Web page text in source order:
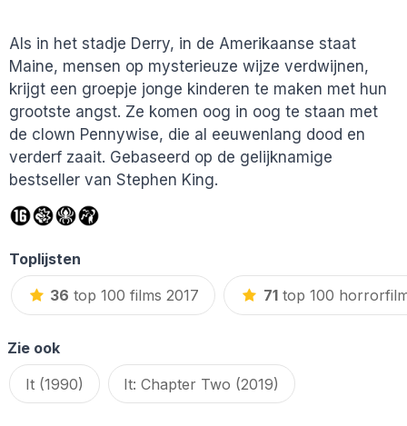
Als in het stadje Derry, in de Amerikaanse staat
Maine, mensen op mysterieuze wijze verdwijnen,
krijgt een groepje jonge kinderen te maken met hun
grootste angst. Ze komen oog in oog te staan met
de clown Pennywise, die al eeuwenlang dood en
verderf zaait. Gebaseerd op de gelijknamige
bestseller van Stephen King.
Toplijsten
36 top 100 films 2017 71top 100
Zie ook
It (1990)
It: Chapter Two (2019)